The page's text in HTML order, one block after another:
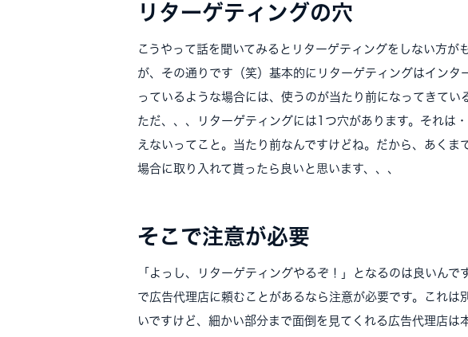
リターゲティングの穴
こうやって話を聞いてみるとリターゲティングをしない方が
が、その通りです（笑）基本的にリターゲティングはインタ
っているような場合には、使うのが当たり前になってきてい
ただ、、、リターゲティングには1つ穴があります。それは
えないってこと。当たり前なんですけどね。だから、あくま
場合に取り入れて貰ったら良いと思います、、、
そこで注意が必要
「よっし、リターゲティングやるぞ！」となるのは良いん
で広告代理店に頼むことがあるなら注意が必要です。これは
いですけど、細かい部分まで面倒を見てくれる広告代理店は